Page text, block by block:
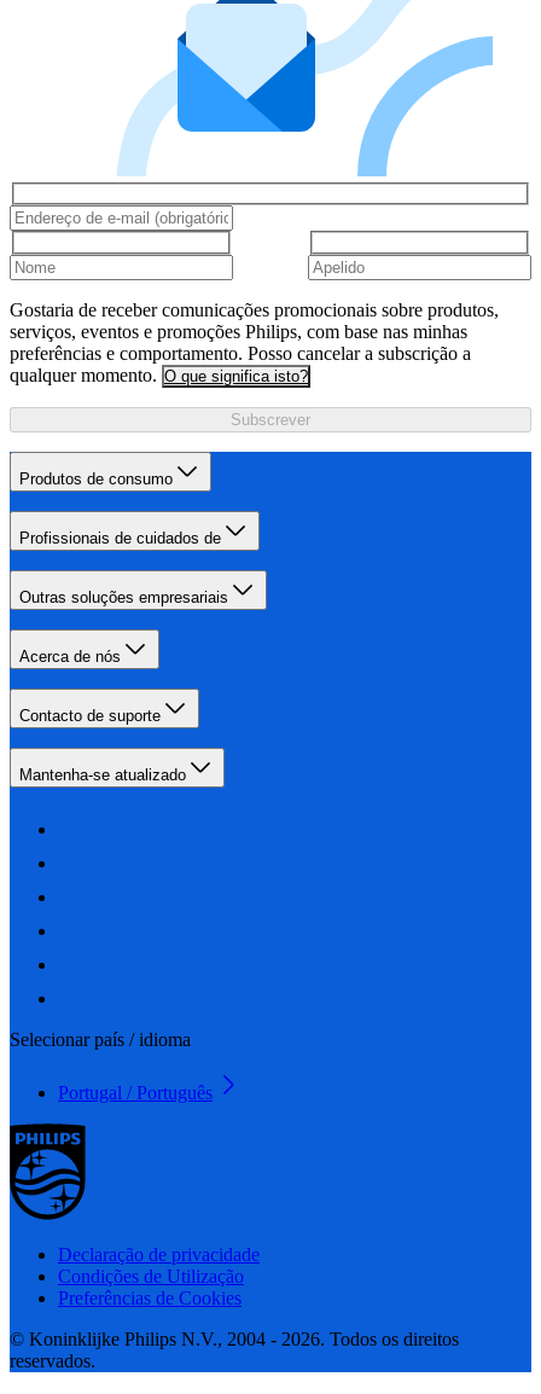
Gostaria de receber comunicações promocionais sobre produtos,
serviços, eventos e promoções Philips, com base nas minhas
preferências e comportamento. Posso cancelar a subscrição a
qualquer momento. O que significa isto?
Subscrever
Produtos de consumo
Profissionais de cuidados de
Outras soluções empresariais
Acerca de nós
Contacto de suporte
Mantenha-se atualizado
Selecionar país / idioma
Portugal / Português
Declaração de privacidade
Condições de Utilização
Preferências de Cookies
© Koninklijke Philips N.V., 2004 - 2026. Todos os direitos
reservados.